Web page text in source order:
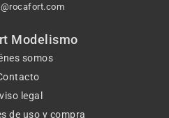
Modelismo
somos
legal
de uso y compra